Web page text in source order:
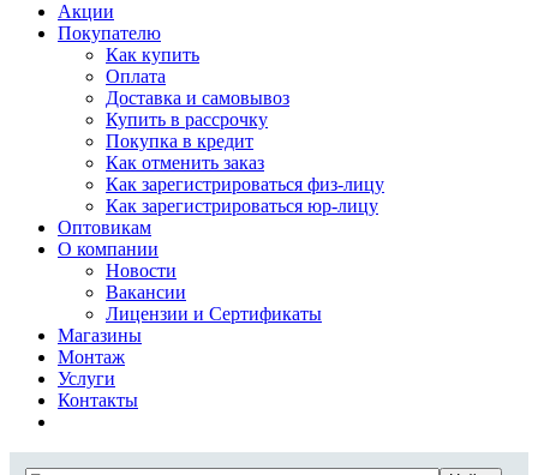
Акции
Покупателю
Как купить
Оплата
Доставка и самовывоз
Купить в рассрочку
Покупка в кредит
Как отменить заказ
Как зарегистрироваться физ-лицу
Как зарегистрироваться юр-лицу
Оптовикам
О компании
Новости
Вакансии
Лицензии и Сертификаты
Магазины
Монтаж
Услуги
Контакты